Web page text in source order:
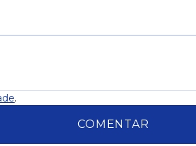
.
COMENTAR